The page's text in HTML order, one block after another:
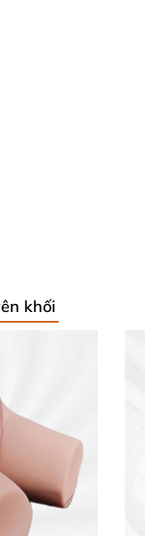
chi tiết của
Dương vật khủng
DV36D
cho gay, đồ chơi
tỏa sinh lý hiệu
khối